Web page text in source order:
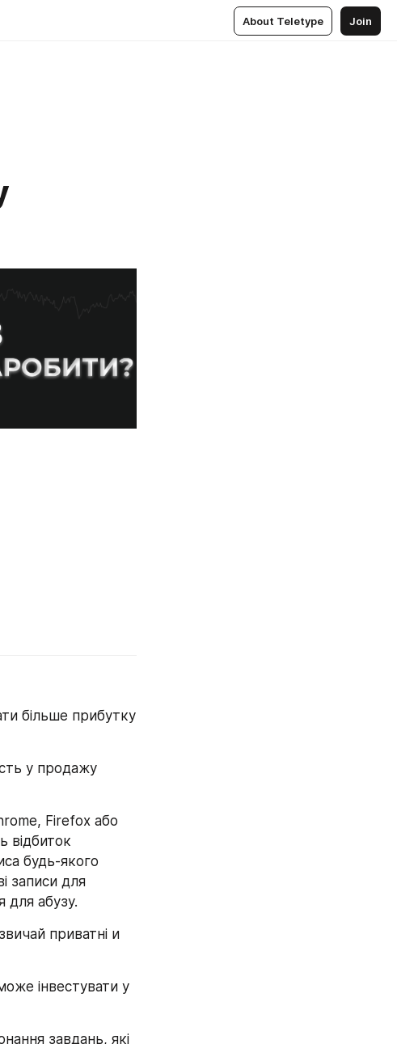
About Teletype Join
більше прибутку
у продажу
Firefox або
відбиток
будь-якого
записи для
для абузу.
приватні и
інвестувати у
завдань, які